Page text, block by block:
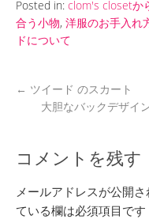
Posted in: clom's closetか
合う小物, 洋服のお手入れ
ドについて
← ツイード のスカート
大胆なバックデザイ
コメントを残す
メールアドレスが公開さ
ている欄は必須項目です